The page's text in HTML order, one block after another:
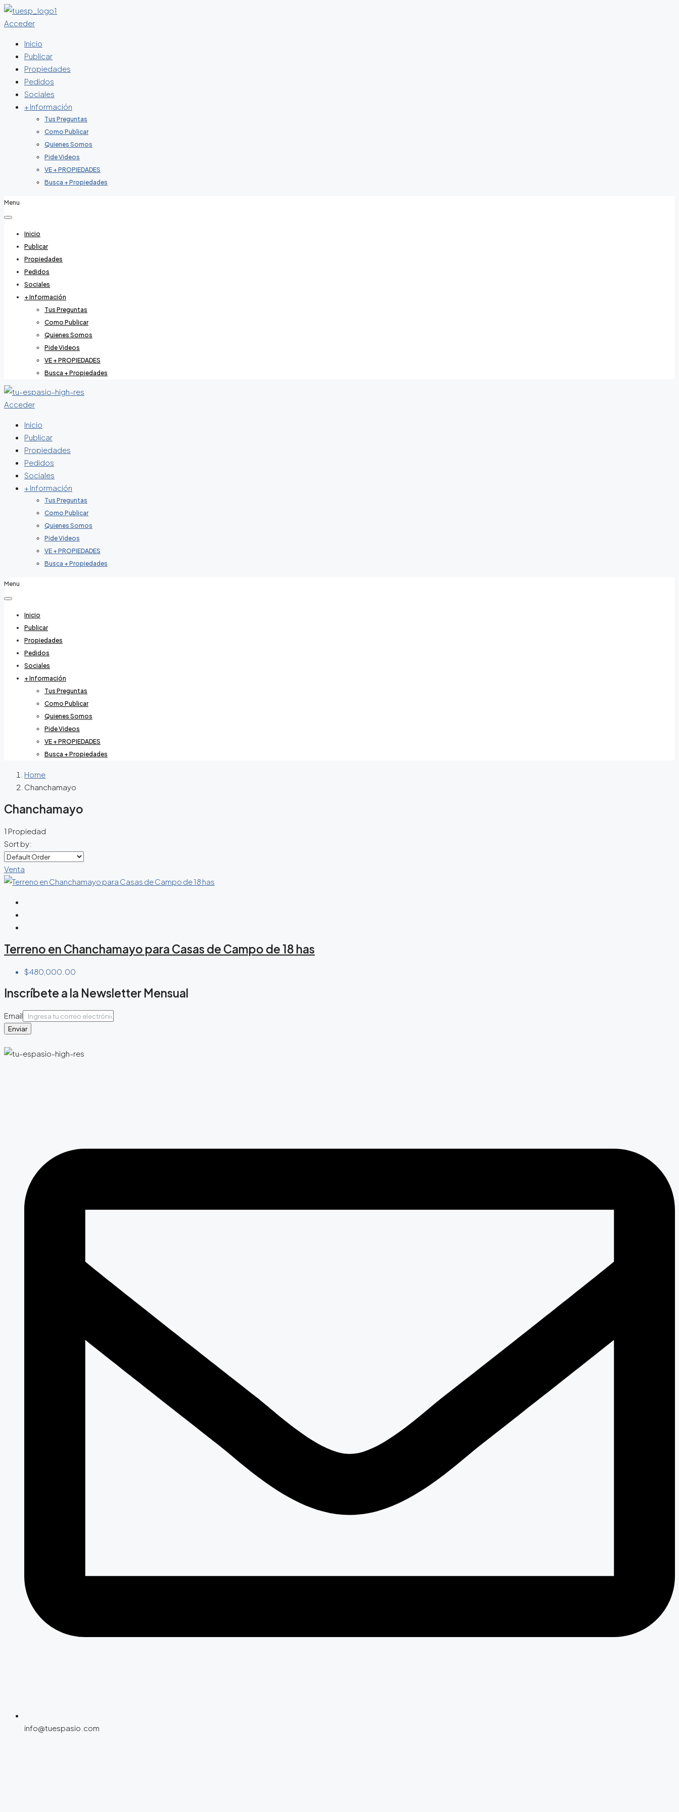
Acceder
Inicio
Publicar
Propiedades
Pedidos
Sociales
+ Información
Tus Preguntas
Como Publicar
Quienes Somos
Pide Videos
VE + PROPIEDADES
Busca + Propiedades
Menu
Inicio
Publicar
Propiedades
Pedidos
Sociales
+ Información
Tus Preguntas
Como Publicar
Quienes Somos
Pide Videos
VE + PROPIEDADES
Busca + Propiedades
Acceder
Inicio
Publicar
Propiedades
Pedidos
Sociales
+ Información
Tus Preguntas
Como Publicar
Quienes Somos
Pide Videos
VE + PROPIEDADES
Busca + Propiedades
Menu
Inicio
Publicar
Propiedades
Pedidos
Sociales
+ Información
Tus Preguntas
Como Publicar
Quienes Somos
Pide Videos
VE + PROPIEDADES
Busca + Propiedades
Home
Chanchamayo
Chanchamayo
1 Propiedad
Sort by:
Venta
Terreno en Chanchamayo para Casas de Campo de 18 has
$480,000.00
Inscríbete a la Newsletter Mensual
Email
Enviar
info@tuespasio.com